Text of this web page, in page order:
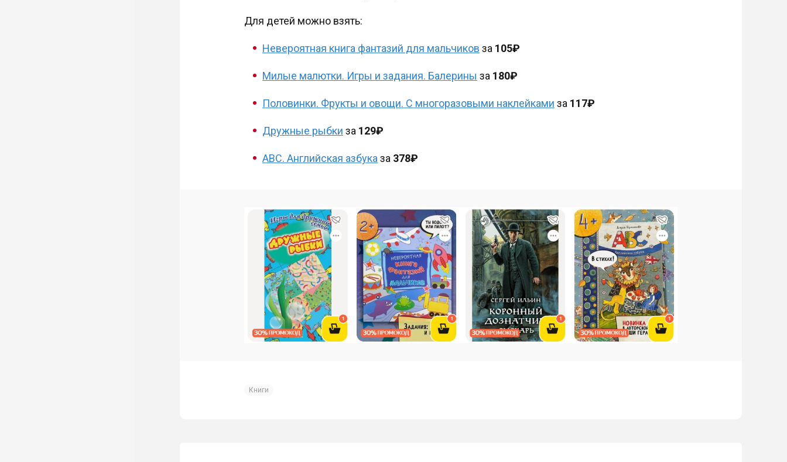
Для детей можно взять:
Невероятная книга фантазий для мальчиков за 105₽
Милые малютки. Игры и задания. Балерины за 180₽
Половинки. Фрукты и овощи. С многоразовыми наклейками за 117₽
Дружные рыбки за 129₽
ABC. Английская азбука за 378₽
Книги